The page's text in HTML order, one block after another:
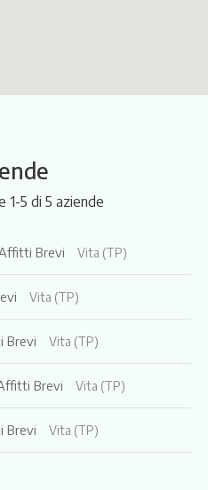
1-5 di 5 aziende
Brevi Vita (TP)
Vita (TP)
Brevi Vita (TP)
Brevi Vita (TP)
Brevi Vita (TP)